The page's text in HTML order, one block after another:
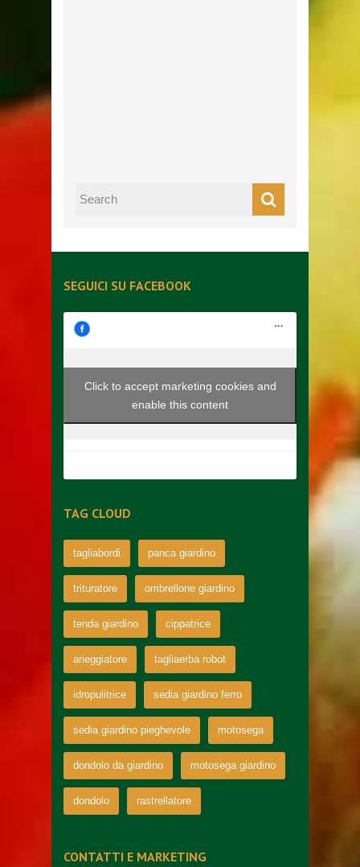
SEGUICI SU FACEBOOK
Click to accept marketing cookies and
enable this content
TAG CLOUD
tagliabordi panca giardino
trituratore ombrellone giardino
tenda giardino cippatrice
arieggiatore tagliaerba robot
idropulitrice sedia giardino ferro
sedia giardino pieghevole motosega
dondolo da giardino motosega giardino
dondolo rastrellatore
CONTATTI E MARKETING